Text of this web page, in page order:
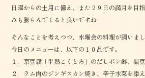
日曜からの土用に備え、また２９日の満月を目
みも膨らんでくると良いですね
そんなことを考えつつ、水曜会の料理が調いま
今日のメニューは、以下の１０品です。
１．京豆腐「半熟こくとろ」のだしポン酢、温豆
２．ラム肉のジンギスカン焼き、辛子水菜を添え